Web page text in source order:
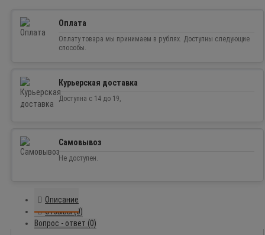
Оплата
Оплату товара мы принимаем в рублях. Доступны следующие
способы.
Курьерская доставка
Доступна с 14 до 19,
Самовывоз
Не доступен.
Описание
Отзывы (0)
Вопрос - ответ (0)